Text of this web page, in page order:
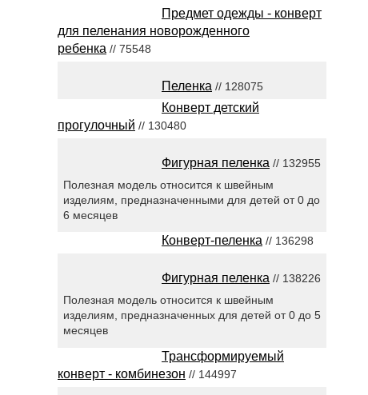
Предмет одежды - конверт
для пеленания новорожденного
ребенка // 75548
Пеленка // 128075
Конверт детский
прогулочный // 130480
Фигурная пеленка // 132955
Полезная модель относится к швейным
изделиям, предназначенными для детей от 0 до
6 месяцев
Конверт-пеленка // 136298
Фигурная пеленка // 138226
Полезная модель относится к швейным
изделиям, предназначенных для детей от 0 до 5
месяцев
Трансформируемый
конверт - комбинезон // 144997